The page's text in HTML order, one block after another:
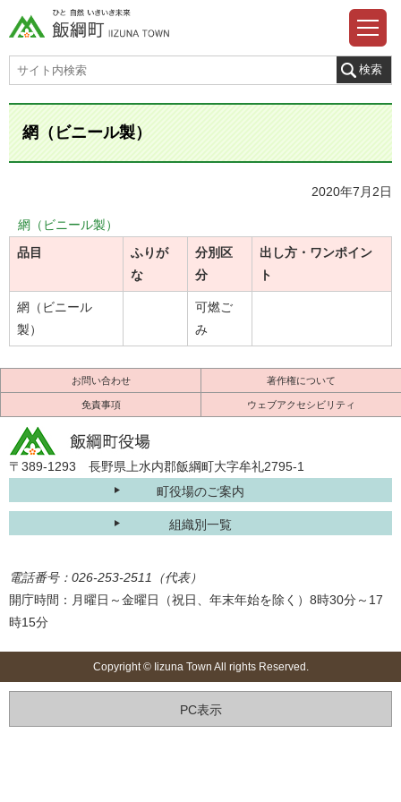
網（ビニール製）
2020年7月2日
網（ビニール製）
品目
ふりが
な
分別区
分
出し方・ワンポイン
ト
網（ビニール
製）
可燃ご
み
お問い合わせ 著作権について
免責事項 ウェブアクセシビリティ
〒389-1293 長野県上水内郡飯綱町大字牟礼2795-1
町役場のご案内
組織別一覧
電話番号：026-253-2511（代表）
開庁時間：月曜日～金曜日（祝日、年末年始を除く）8時30分～17
時15分
Copyright © Iizuna Town All rights Reserved.
PC表示